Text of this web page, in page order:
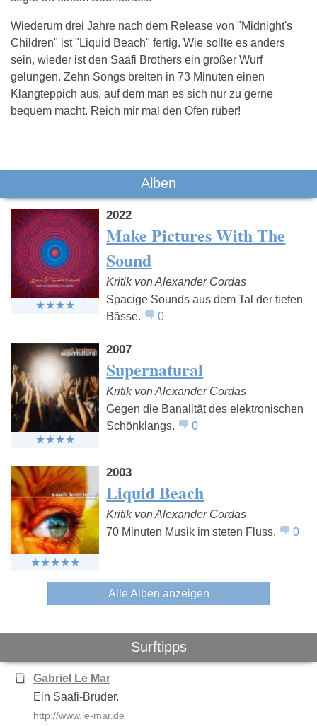
Wiederum drei Jahre nach dem Release von "Midnight's
Children" ist "Liquid Beach" fertig. Wie sollte es anders
sein, wieder ist den Saafi Brothers ein großer Wurf
gelungen. Zehn Songs breiten in 73 Minuten einen
Klangteppich aus, auf dem man es sich nur zu gerne
bequem macht. Reich mir mal den Ofen rüber!
Das könnte Dich auch interessieren:
DJ Koze
International
Helge
Alben
2022
Make Pictures With The
Sound
Kritik von Alexander Cordas
Spacige Sounds aus dem Tal der tiefen
Bässe.
0
2007
Supernatural
Kritik von Alexander Cordas
Gegen die Banalität des elektronischen
Schönklangs.
0
2003
Liquid Beach
Kritik von Alexander Cordas
70 Minuten Musik im steten Fluss.
0
Alle Alben anzeigen
Surftipps
Gabriel Le Mar
Ein Saafi-Bruder.
http://www.le-mar.de